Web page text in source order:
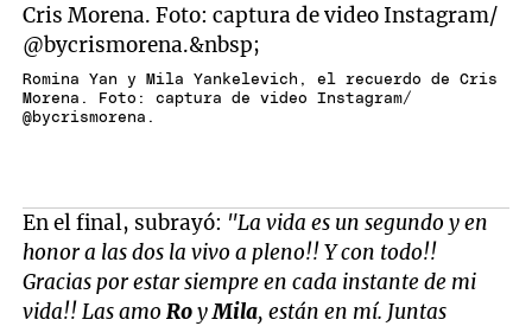
Romina Yan y Mila Yankelevich, el recuerdo de Cris
Morena. Foto: captura de video Instagram/
@bycrismorena.
En el final, subrayó: "La vida es un segundo y en
honor a las dos la vivo a pleno!! Y con todo!!
Gracias por estar siempre en cada instante de mi
vida!! Las amoRoyMila, están en mí. Juntas